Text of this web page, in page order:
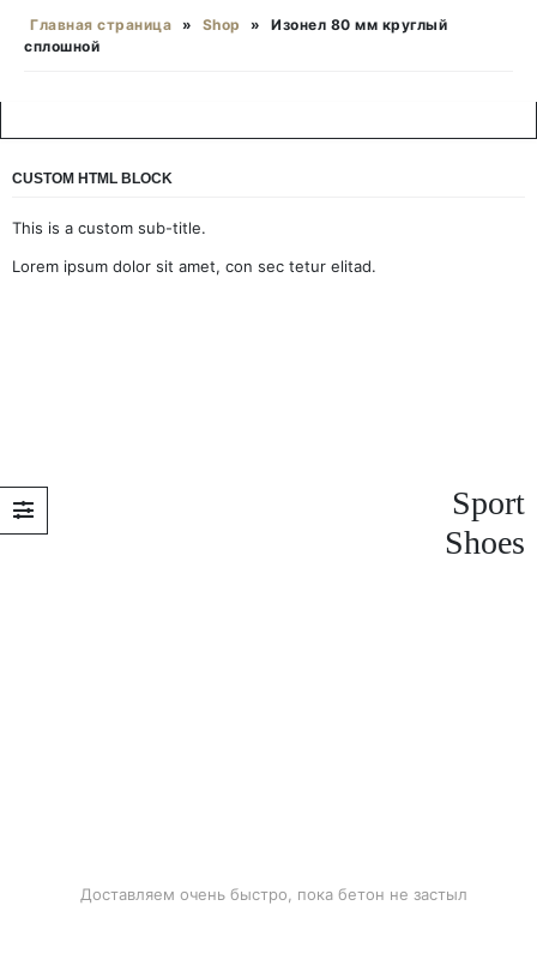
Главная страница » Shop »
Изонел 80 мм круглый
сплошной
CUSTOM HTML BLOCK
This is a custom sub-title.
Lorem ipsum dolor sit amet, con sec tetur elitad.
Sport
Shoes
Доставляем очень быстро, пока бетон не застыл